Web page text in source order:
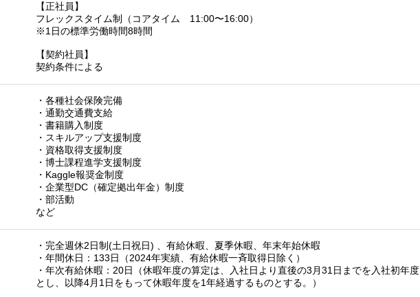
【正社員】
フレックスタイム制（コアタイム 11:00〜16:00）
※1日の標準労働時間8時間
【契約社員】
契約条件による
・各種社会保険完備
・通勤交通費支給
・書籍購入制度
・スキルアップ支援制度
・資格取得支援制度
・博士課程進学支援制度
・Kaggle報奨金制度
・企業型DC（確定拠出年金）制度
・部活動
など
・完全週休2日制(土日祝日) 、有給休暇、夏季休暇、年末年始休暇
・年間休日：133日（2024年実績、有給休暇一斉取得日除く）
・年次有給休暇：20日（休暇年度の算定は、入社日より直後の3月31日までを入社初年度
とし、以降4月1日をもって休暇年度を1年経過するものとする。）